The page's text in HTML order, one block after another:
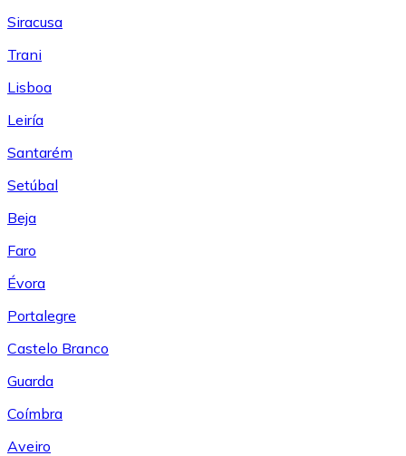
Siracusa
Trani
Lisboa
Leiría
Santarém
Setúbal
Beja
Faro
Évora
Portalegre
Castelo Branco
Guarda
Coímbra
Aveiro